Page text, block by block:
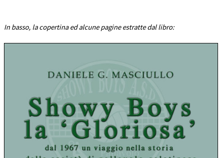
In basso, la copertina ed alcune pagine estratte dal libro: